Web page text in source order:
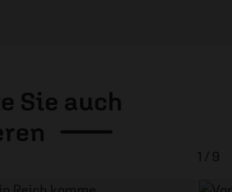
Sie auch
1 / 9